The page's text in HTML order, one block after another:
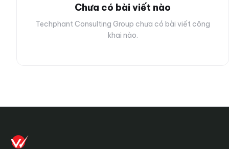
Chưa có bài viết nào
Techphant Consulting Group chưa có bài viết công
khai nào.